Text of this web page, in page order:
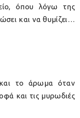
όπου λόγω της
και να θυμίζει…
το άρωμα όταν
και τις μυρωδιές